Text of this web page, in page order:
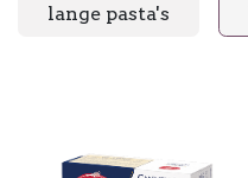
lange pasta's